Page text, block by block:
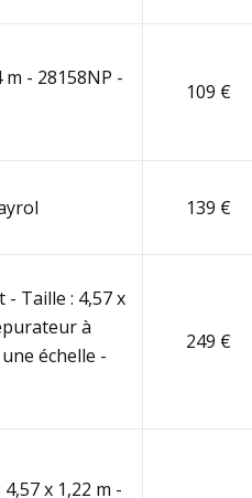
m - 28158NP -
109 €
139 €
- Taille : 4,57 x
à
échelle -
249 €
x 1,22 m -